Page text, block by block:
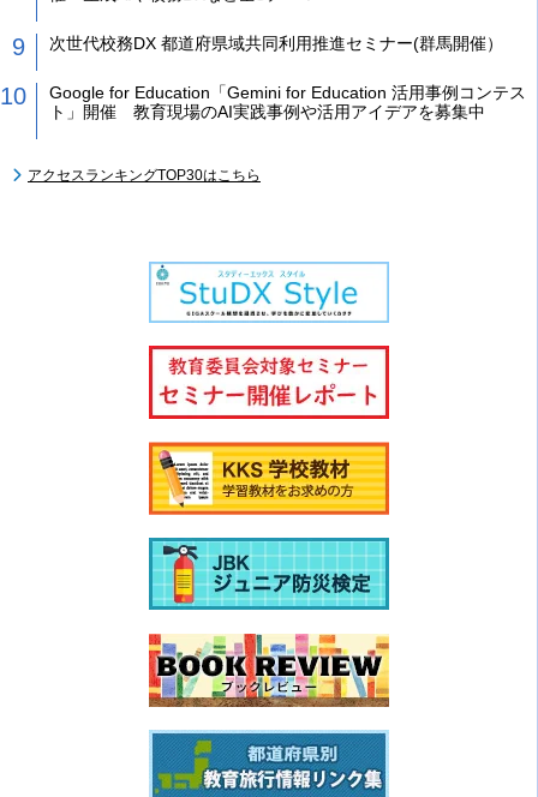
次世代校務DX 都道府県域共同利用推進セミナー(群馬開催）
Google for Education「Gemini for Education 活用事例コンテス
ト」開催 教育現場のAI実践事例や活用アイデアを募集中
アクセスランキングTOP30はこちら